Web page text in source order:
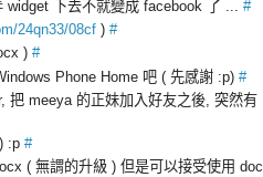
下去不就變成 facebook 了 ... #
24qn33/08cf ) #
) #
Phone Home 吧 ( 先感謝 :p) #
把 meeya 的正妹加入好友之後, 突然有
:p #
( 無謂的升級 ) 但是可以接受使用 doc